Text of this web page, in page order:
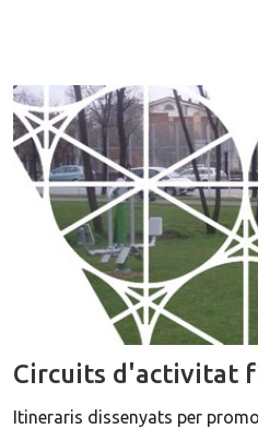
Circuits d'activitat
Itineraris dissenyats per